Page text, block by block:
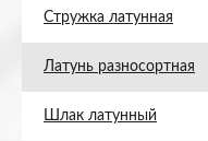
Стружка латунная
Латунь разносортная
Шлак латунный